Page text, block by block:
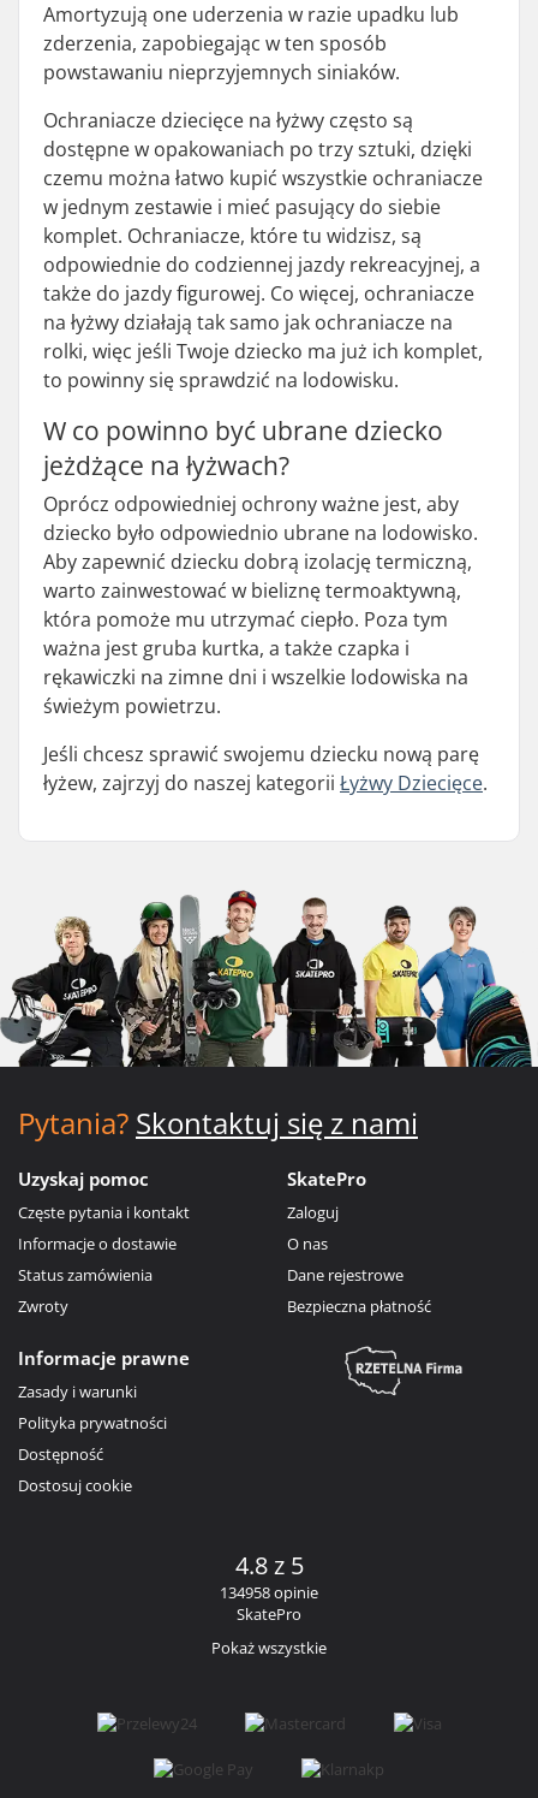
Amortyzują one uderzenia w razie upadku lub
zderzenia, zapobiegając w ten sposób
powstawaniu nieprzyjemnych siniaków.
Ochraniacze dziecięce na łyżwy często są
dostępne w opakowaniach po trzy sztuki, dzięki
czemu można łatwo kupić wszystkie ochraniacze
w jednym zestawie i mieć pasujący do siebie
komplet. Ochraniacze, które tu widzisz, są
odpowiednie do codziennej jazdy rekreacyjnej, a
także do jazdy figurowej. Co więcej, ochraniacze
na łyżwy działają tak samo jak ochraniacze na
rolki, więc jeśli Twoje dziecko ma już ich komplet,
to powinny się sprawdzić na lodowisku.
W co powinno być ubrane dziecko
jeżdżące na łyżwach?
Oprócz odpowiedniej ochrony ważne jest, aby
dziecko było odpowiednio ubrane na lodowisko.
Aby zapewnić dziecku dobrą izolację termiczną,
warto zainwestować w bieliznę termoaktywną,
która pomoże mu utrzymać ciepło. Poza tym
ważna jest gruba kurtka, a także czapka i
rękawiczki na zimne dni i wszelkie lodowiska na
świeżym powietrzu.
Jeśli chcesz sprawić swojemu dziecku nową parę
łyżew, zajrzyj do naszej kategorii Łyżwy Dziecięce.
Pytania? Skontaktuj się z nami
Uzyskaj pomoc
Częste pytania i kontakt
Informacje o dostawie
Status zamówienia
Zwroty
SkatePro
Zaloguj
O nas
Dane rejestrowe
Bezpieczna płatność
Informacje prawne
Zasady i warunki
Polityka prywatności
Dostępność
Dostosuj cookie
4.8 z 5
134958 opinie
SkatePro
Pokaż wszystkie